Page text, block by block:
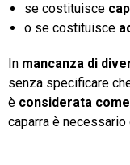
se costituisce
o se costituisce
In mancanza di
senza specificare
è considerata
caparra è